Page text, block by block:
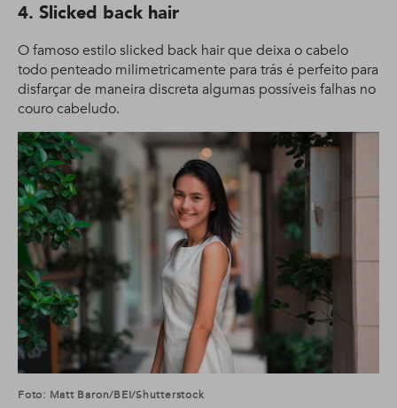
4. Slicked back hair
O famoso estilo slicked back hair que deixa o cabelo
todo penteado milimetricamente para trás é perfeito para
disfarçar de maneira discreta algumas possíveis falhas no
couro cabeludo.
Foto: Matt Baron/BEI/Shutterstock